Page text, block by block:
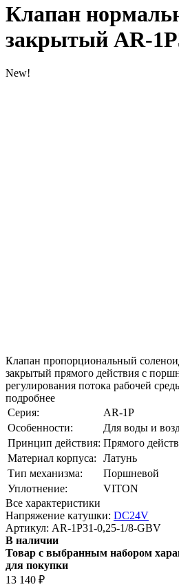
Клапан
закрытый AR-
New!
Клапан пропорциональный
закрытый прямого действия с
регулирования потока рабочей
подробнее
Серия:
AR-1P
Особенности:
Для воды и
Принцип действия: Прямого
Материал корпуса:
Латунь
Тип механизма:
Поршневой
Уплотнение:
VITON
Все характеристики
Напряжение катушки: DC24V
Артикул: AR-1P31-0,25-1/8-GBV
В наличии
Товар с выбранным набором
для покупки
13 140 ₽